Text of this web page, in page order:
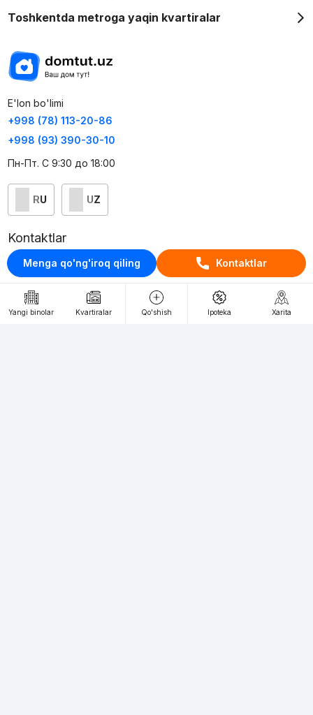
Menga qo'ng'iroq qiling Kontaktlar
Yangi binolar Kvartiralar Qo'shish Ipoteka Xarita
Toshkentda metroga yaqin kvartiralar
E'lon bo'limi
+998 (78) 113-20-86
+998 (93) 390-30-10
Пн-Пт. С 9:30 до 18:00
RU UZ
Kontaktlar
loyiha haqida
Webnow © loyihasi
Foydalanish shartlari